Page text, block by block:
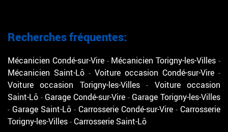
Recherches fréquentes:
Mécanicien Condé-sur-Vire
Mécanicien Torigny-les-Villes
Mécanicien Saint-Lô
Voiture occasion Condé-sur-Vire
Voiture occasion Torigny-les-Villes
Voiture occasion
Saint-Lô
Garage Condé-sur-Vire
Garage Torigny-les-Villes
Garage Saint-Lô
Carrosserie Condé-sur-Vire
Carrosserie
Torigny-les-Villes
Carrosserie Saint-Lô